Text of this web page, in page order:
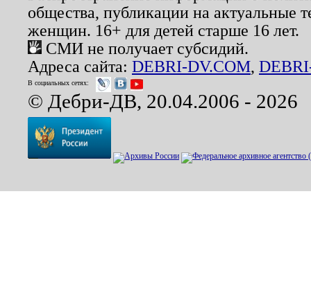
общества, публикации на актуальные
женщин. 16+ для детей старше 16 лет.
СМИ не получает субсидий.
Адреса сайта: DEBRI-DV.COM,
В социальных сетях:
© Дебри-ДВ, 20.04.2006 - 2026